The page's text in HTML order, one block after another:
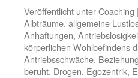
Veröffentlicht unterCoaching |
Albträume, allgemeine
Anhaftungen,
körperlichen Wohlbefindens
Antriebsschwäche,
beruht, Drogen, Egozentrik,